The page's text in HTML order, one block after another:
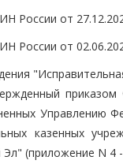
России от
России от
Управлению
казенных
(приложение N 4